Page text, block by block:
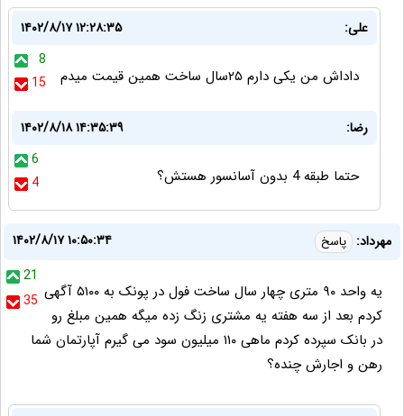
علی:
۱۴۰۲/۸/۱۷ ۱۲:۲۸:۳۵
8
15
داداش من یکی دارم ۲۵سال ساخت همین قیمت میدم
رضا:
۱۴۰۲/۸/۱۸ ۱۴:۳۵:۳۹
6
4
حتما طبقه 4 بدون آسانسور هستش؟
مهرداد: پاسخ
۱۴۰۲/۸/۱۷ ۱۰:۵۰:۳۴
21
35 یه واحد ۹۰ متری چهار سال ساخت فول در پونک به ۵۱۰۰ آگهی
کردم بعد از سه هفته یه مشتری زنگ زده میگه همین مبلغ رو
در بانک سپرده کردم ماهی ۱۱۰ میلیون سود می گیرم آپارتمان شما
رهن و اجارش چنده؟